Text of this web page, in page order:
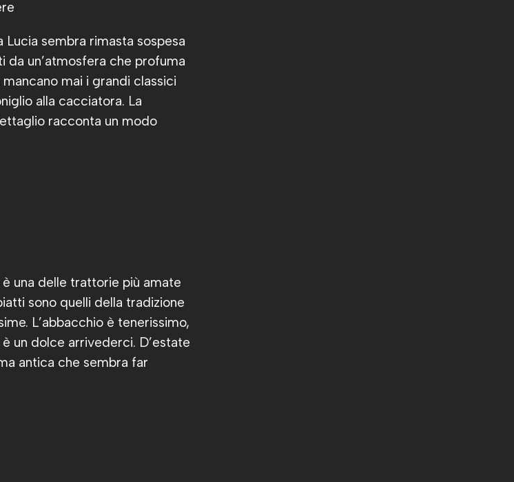
sembra rimasta sospesa
da un’atmosfera che profuma
mai i grandi classici
alla cacciatora. La
racconta un modo
una delle trattorie più amate
sono quelli della tradizione
L’abbacchio è tenerissimo,
un dolce arrivederci. D’estate
antica che sembra far